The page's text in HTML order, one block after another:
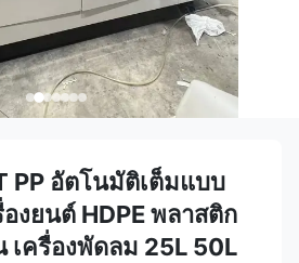
PP อัตโนมัติเต็มแบบ
งยนต์ HDPE พลาสติก
เครื่องพัดลม 25L 50L